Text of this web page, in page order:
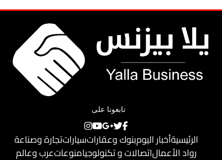
تابعونا على
الرئيسيةأخبار اليومبنوك وعقاراتسياراتتجارة وصناعة
رواد الأعمالاتصالات و تكنولوجيامنوعاتعرب وعالم